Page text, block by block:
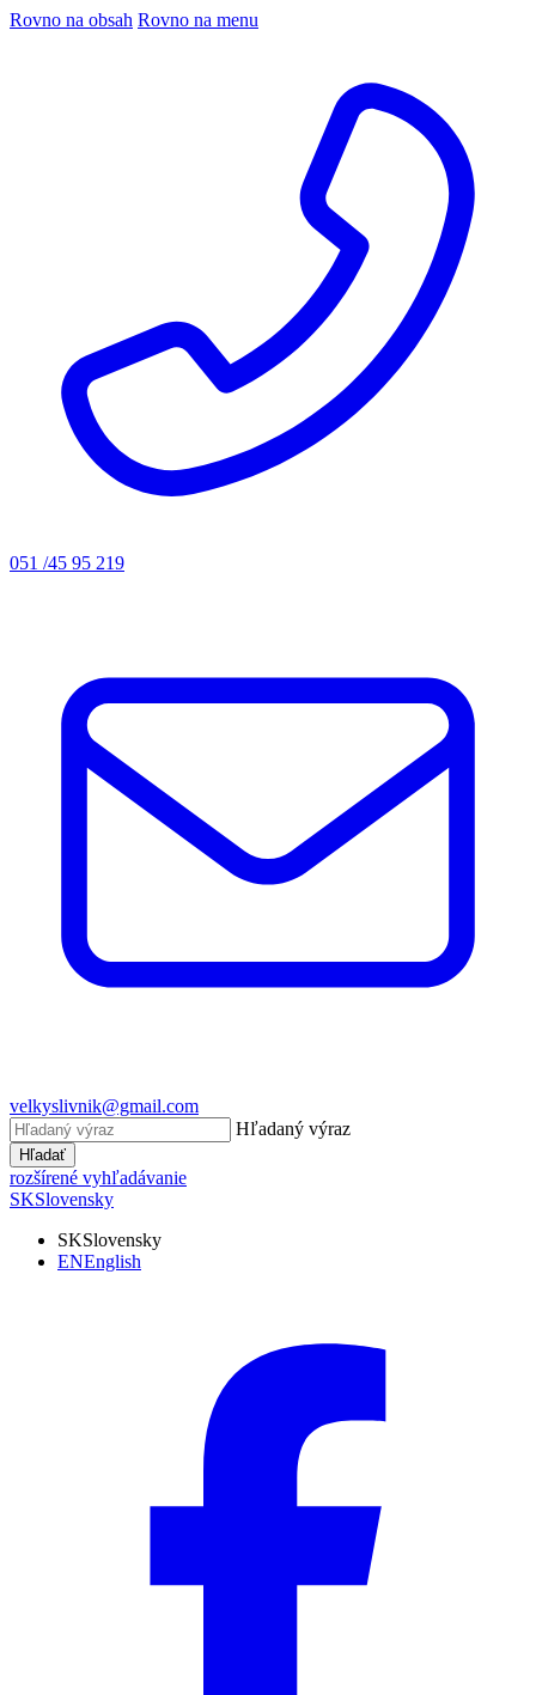
Rovno na obsah Rovno na menu
051 /45 95 219
velkyslivnik@gmail.com
Hľadaný výraz
Hľadať
rozšírené vyhľadávanie
SKSlovensky
SKSlovensky
ENEnglish